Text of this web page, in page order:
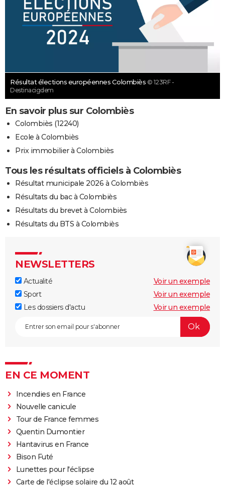
Résultat élections européennes Colombiès © 123RF -
Destinacigdem
En savoir plus sur Colombiès
Colombiès (12240)
Ecole à Colombiès
Prix immobilier à Colombiès
Tous les résultats officiels à Colombiès
Résultat municipale 2026 à Colombiès
Résultats du bac à Colombiès
Résultats du brevet à Colombiès
Résultats du BTS à Colombiès
NEWSLETTERS
Actualité
Voir un exemple
Sport
Voir un exemple
Les dossiers d'actu
Voir un exemple
EN CE MOMENT
Incendies en France
Nouvelle canicule
Tour de France femmes
Quentin Dumontier
Hantavirus en France
Bison Futé
Lunettes pour l'éclipse
Carte de l'éclipse solaire du 12 août